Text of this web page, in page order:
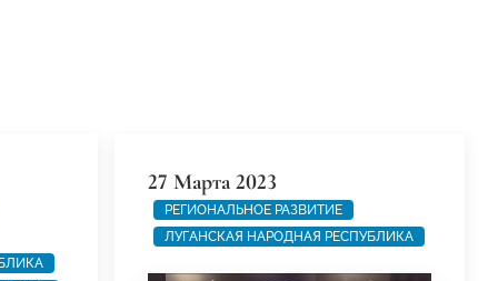
27 Марта 2023
РЕГИОНАЛЬНОЕ РАЗВИТИЕ
ЛУГАНСКАЯ НАРОДНАЯ РЕСПУБЛИКА